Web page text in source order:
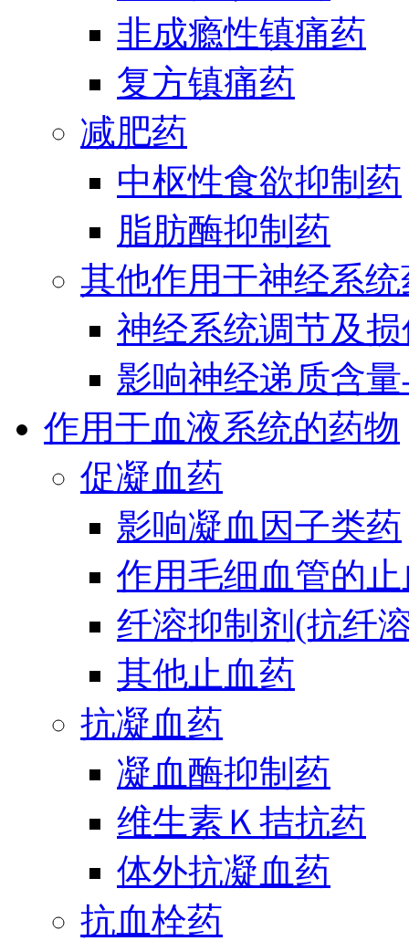
非成瘾性镇痛药
复方镇痛药
减肥药
中枢性食欲抑制药
脂肪酶抑制药
其他作用于神经系统
神经系统调节及
影响神经递质含
作用于血液系统的药物
促凝血药
影响凝血因子类药
作用毛细血管的
纤溶抑制剂(抗纤
其他止血药
抗凝血药
凝血酶抑制药
维生素Ｋ拮抗药
体外抗凝血药
抗血栓药